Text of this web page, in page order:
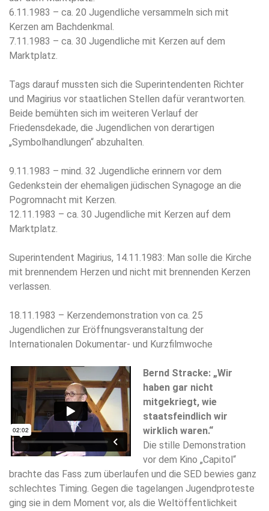
6.11.1983 – ca. 20 Jugendliche versammeln sich mit
Kerzen am Bachdenkmal.
7.11.1983 – ca. 30 Jugendliche mit Kerzen auf dem
Marktplatz.
Tags darauf mussten sich die Superintendenten Richter
und Magirius vor staatlichen Stellen dafür verantworten.
Beide bemühten sich im weiteren Verlauf der
Friedensdekade, die Jugendlichen von derartigen
„Symbolhandlungen“ abzuhalten.
9.11.1983 – mind. 32 Jugendliche erinnern vor dem
Gedenkstein der ehemaligen jüdischen Synagoge an die
Pogromnacht mit Kerzen.
12.11.1983 – ca. 30 Jugendliche mit Kerzen auf dem
Marktplatz.
Superintendent Magirius, 14.11.1983: Man solle die Kirche
mit brennendem Herzen und nicht mit brennenden Kerzen
verlassen.
18.11.1983 – Kerzendemonstration von ca. 25
Jugendlichen zur Eröffnungsveranstaltung der
Internationalen Dokumentar- und Kurzfilmwoche
Bernd Stracke: „Wir
haben gar nicht
mitgekriegt, wie
staatsfeindlich wir
wirklich waren.“
Die stille Demonstration
vor dem Kino „Capitol“
brachte das Fass zum überlaufen und die SED bewies ganz
schlechtes Timing. Gegen die tagelangen Jugendproteste
ging sie in dem Moment vor, als die Weltöffentlichkeit